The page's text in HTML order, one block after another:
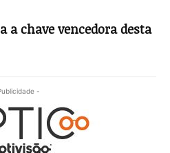
a chave vencedora desta
-